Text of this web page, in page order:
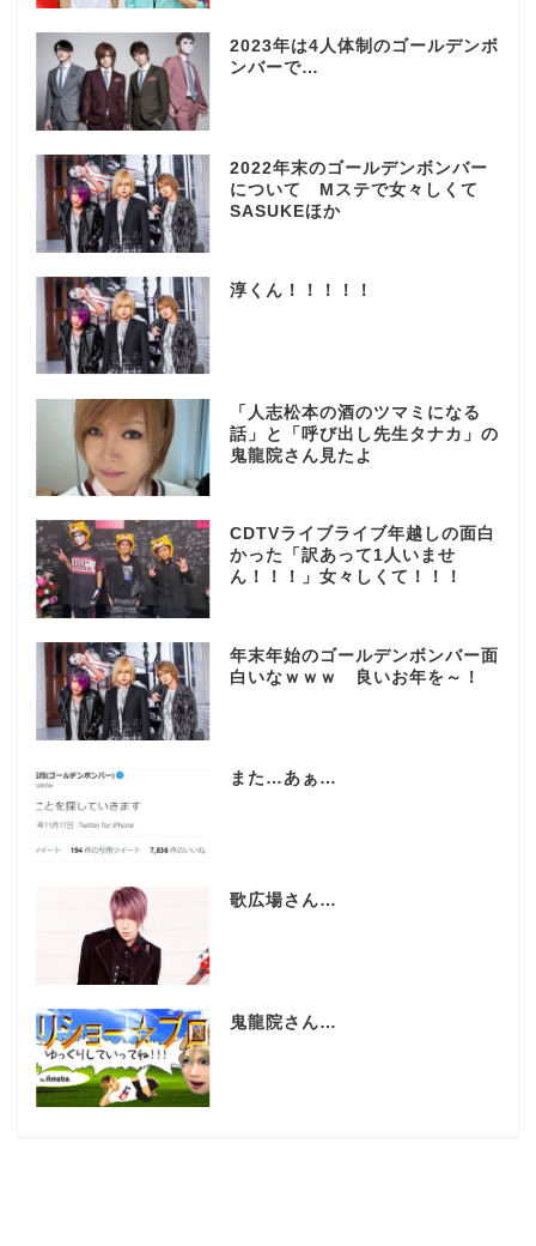
2023年は4人体制のゴールデンボ
ンバーで…
2022年末のゴールデンボンバー
について Mステで女々しくて
SASUKEほか
淳くん！！！！！
「人志松本の酒のツマミになる
話」と「呼び出し先生タナカ」の
鬼龍院さん見たよ
CDTVライブライブ年越しの面白
かった「訳あって1人いませ
ん！！！」女々しくて！！！
年末年始のゴールデンボンバー面
白いなｗｗｗ 良いお年を～！
また…あぁ…
歌広場さん…
鬼龍院さん…